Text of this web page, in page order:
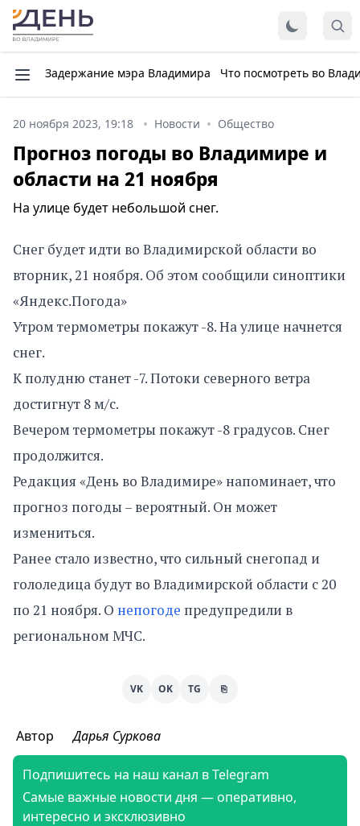
Задержание мэра Владимира Что посмотреть во
20 ноября 2023, 19:18 Новости Общество
Прогноз погоды во Владимире и
области на 21 ноября
На улице будет небольшой снег.
Снег будет идти во Владимирской области во
вторник, 21 ноября. Об этом сообщили синоптики
«Яндекс.Погода»
Утром термометры покажут -8. На улице начнется
снег.
К полудню станет -7. Потоки северного ветра
достигнут 8 м/с.
Вечером термометры покажут -8 градусов. Снег
продолжится.
Редакция «День во Владимире» напоминает, что
прогноз погоды – вероятный. Он может
измениться.
Ранее стало известно, что сильный снегопад и
гололедица будут во Владимирской области с 20
по 21 ноября. О непогоде предупредили в
региональном МЧС.
VK OK TG ⎘
Автор Дарья Суркова
Подпишитесь на наш канал в Telegram
Самые важные новости дня — оперативно,
интересно и эксклюзивно